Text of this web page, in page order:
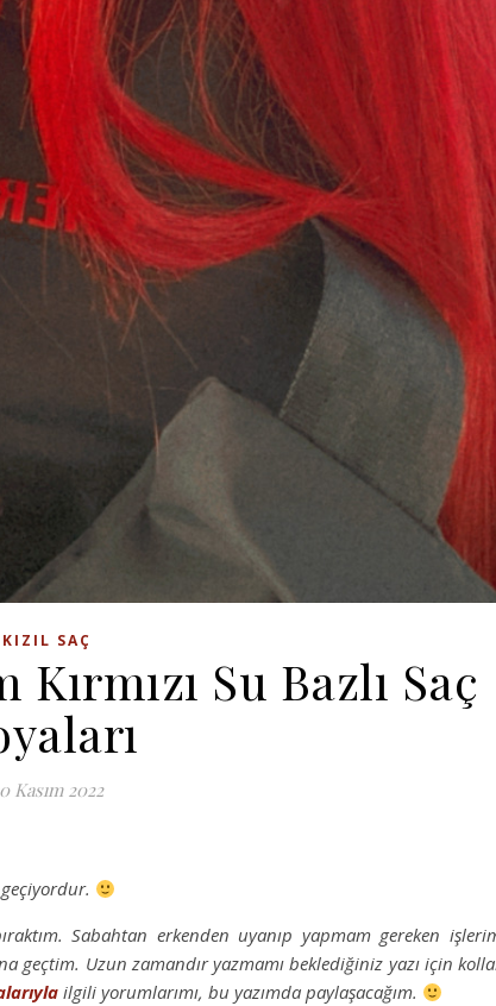
KIZIL SAÇ
Su Bazlı Saç
Kasım 2022
Sabahtan erkenden uyanıp yapmam gereken
geçtim. Uzun zamandır yazmamı beklediğiniz yazı için
ilgili yorumlarımı, bu yazımda paylaşacağım.